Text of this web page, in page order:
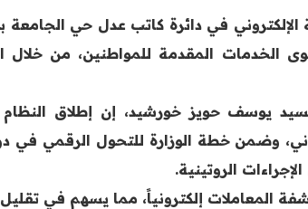
الإلكتروني في دائرة كاتب عدل حي
الخدمات المقدمة للمواطنين، من خلال
يوسف حويز خورشيد، إن إطلاق النظام
وضمن خطة الوزارة للتحول الرقمي في
الروتينية.
المعاملات إلكترونياً، مما يسهم في